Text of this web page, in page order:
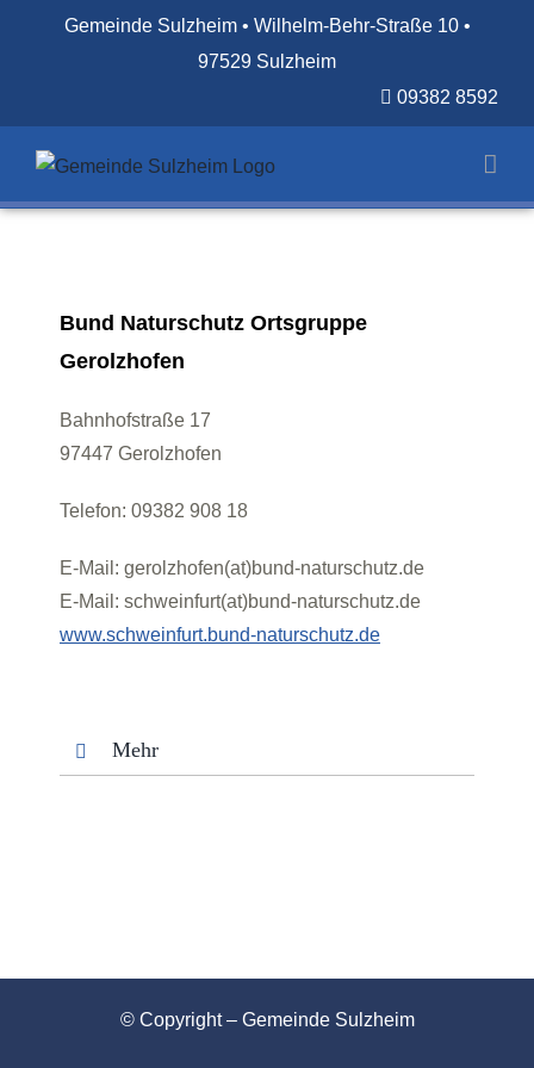
Gemeinde Sulzheim • Wilhelm-Behr-Straße 10 •
97529 Sulzheim
09382 8592
Bund Naturschutz Ortsgruppe
Gerolzhofen
Bahnhofstraße 17
97447 Gerolzhofen
Telefon: 09382 908 18
E-Mail: gerolzhofen(at)bund-naturschutz.de
E-Mail: schweinfurt(at)bund-naturschutz.de
www.schweinfurt.bund-naturschutz.de
Mehr
© Copyright – Gemeinde Sulzheim